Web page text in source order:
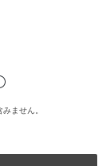
ません。